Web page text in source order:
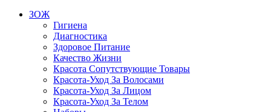
ЗОЖ
Гигиена
Диагностика
Здоровое Питание
Качество Жизни
Красота Сопутствующие Товары
Красота-Уход За Волосами
Красота-Уход За Лицом
Красота-Уход За Телом